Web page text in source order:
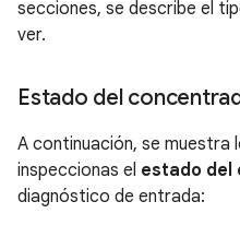
secciones, se describe el
ver.
Estado del
A continuación, se muestra
inspeccionas el estado del
diagnóstico de entrada: